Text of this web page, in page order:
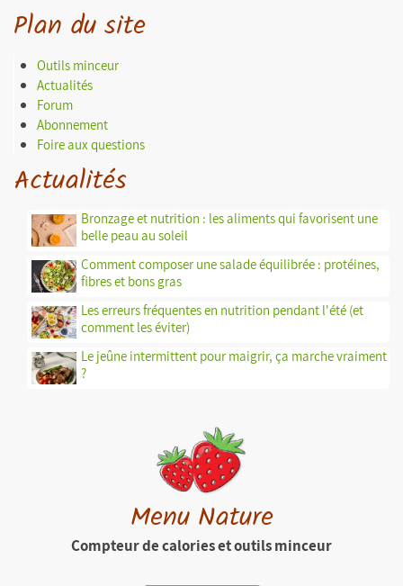
Plan du site
Outils minceur
Actualités
Forum
Abonnement
Foire aux questions
Actualités
Bronzage et nutrition : les aliments qui favorisent une
belle peau au soleil
Comment composer une salade équilibrée : protéines,
fibres et bons gras
Les erreurs fréquentes en nutrition pendant l'été (et
comment les éviter)
Le jeûne intermittent pour maigrir, ça marche vraiment
?
Menu Nature
Compteur de calories et outils minceur